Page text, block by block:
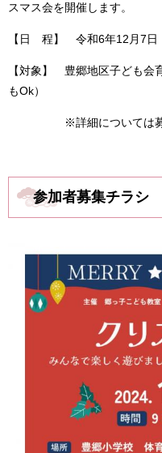
スマス会を開催します。
【日 程】 令和6年12月7
【対象】 豊郷地区子ども
もOk）
※詳細については募集
参加者募集チラシ